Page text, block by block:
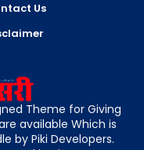
Us
Theme for Giving
available Which is
by Piki Developers.